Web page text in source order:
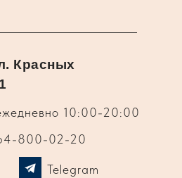
10:00-20:00
Красных
800-02-20
Telegram